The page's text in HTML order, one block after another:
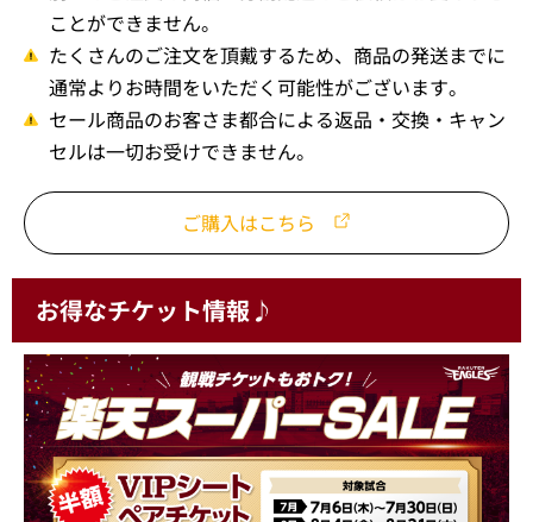
ことができません。
たくさんのご注文を頂戴するため、商品の発送までに
通常よりお時間をいただく可能性がございます。
セール商品のお客さま都合による返品・交換・キャン
セルは一切お受けできません。
ご購入はこちら
お得なチケット情報♪